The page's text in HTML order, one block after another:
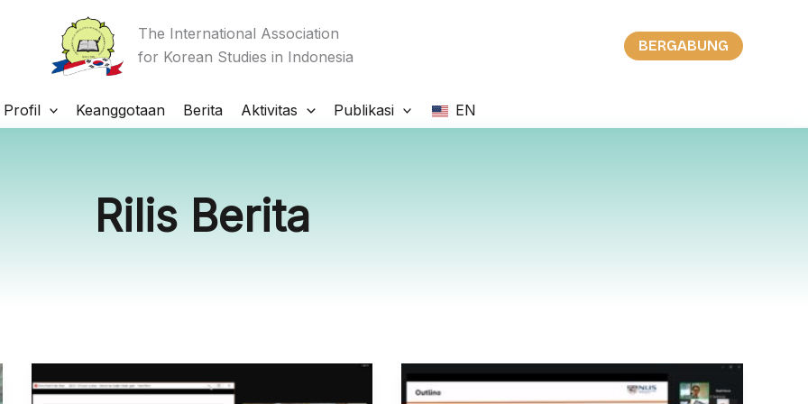
The International Association
for Korean Studies in Indonesia
BERGABUNG
Profil Keanggotaan Berita Aktivitas Publikasi EN
Rilis Berita